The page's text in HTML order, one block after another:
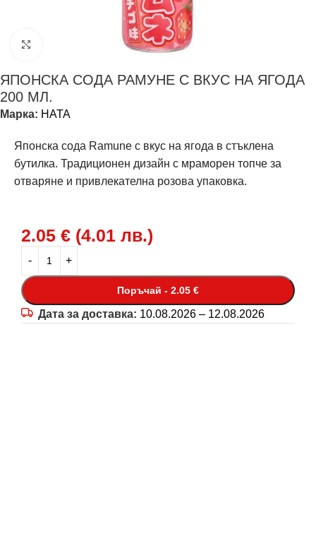
Щракнете за уголемяване
ЯПОНСКА СОДА РАМУНЕ С ВКУС НА ЯГОДА
200 МЛ.
Марка: HATA
Японска сода Ramune с вкус на ягода в стъклена
бутилка. Традиционен дизайн с мраморен топче за
отваряне и привлекателна розова упаковка.
2.05 € (4.01 лв.)
Поръчай - 2.05 €
Дата за доставка: 10.08.2026 – 12.08.2026